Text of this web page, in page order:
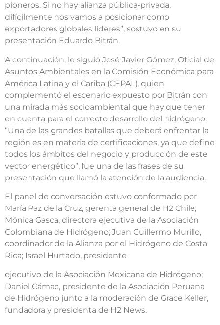
pioneros. Si no hay alianza pública-privada,
difícilmente nos vamos a posicionar como
exportadores globales líderes”, sostuvo en su
presentación Eduardo Bitrán.
A continuación, le siguió José Javier Gómez, Oficial de
Asuntos Ambientales en la Comisión Económica para
América Latina y el Cariba (CEPAL), quien
complementó el escenario expuesto por Bitrán con
una mirada más socioambiental que hay que tener
en cuenta para el correcto desarrollo del hidrógeno.
“Una de las grandes batallas que deberá enfrentar la
región es en materia de certificaciones, ya que define
todos los ámbitos del negocio y producción de este
vector energético”, fue una de las frases de su
presentación que llamó la atención de la audiencia.
El panel de conversación estuvo conformado por
María Paz de la Cruz, gerenta general de H2 Chile;
Mónica Gasca, directora ejecutiva de la Asociación
Colombiana de Hidrógeno; Juan Guillermo Murillo,
coordinador de la Alianza por el Hidrógeno de Costa
Rica; Israel Hurtado, presidente
ejecutivo de la Asociación Mexicana de Hidrógeno;
Daniel Cámac, presidente de la Asociación Peruana
de Hidrógeno junto a la moderación de Grace Keller,
fundadora y presidenta de H2 News.